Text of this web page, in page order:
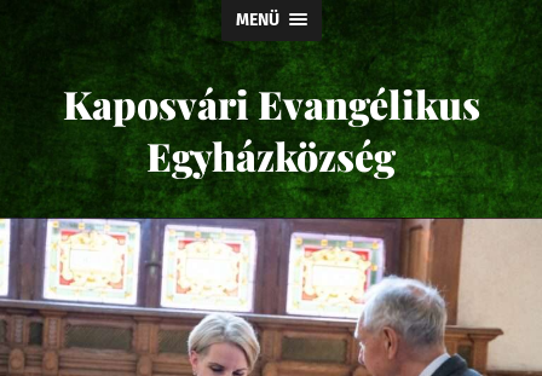
MENÜ
Kaposvári Evangélikus
Egyházközség